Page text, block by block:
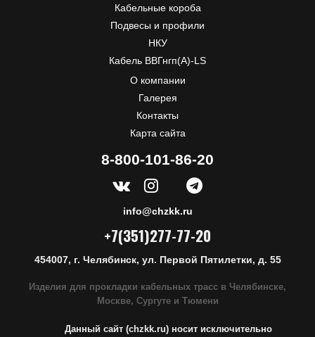
Кабельные короба
Подвесы и профили
НКУ
Кабель ВВГнгп(A)-LS
О компании
Галерея
Контакты
Карта сайта
8-800-101-86-20
info@chzkk.ru
+7(351)277-77-20
454007, г. Челябинск, ул. Первой Пятилетки, д. 55
Изделия для прокладки кабельных трасс в Челябинске,
Москве, Сургуте и Тюмени
Данный сайт (chzkk.ru) носит исключительно